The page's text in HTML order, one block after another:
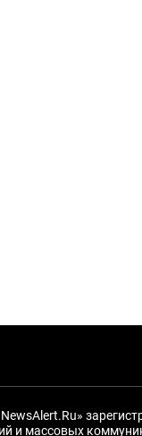
и массовых